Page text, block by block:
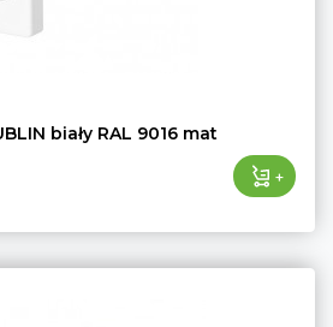
biały RAL 9016 mat
+